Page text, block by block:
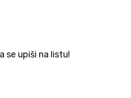
se upiši na listu!